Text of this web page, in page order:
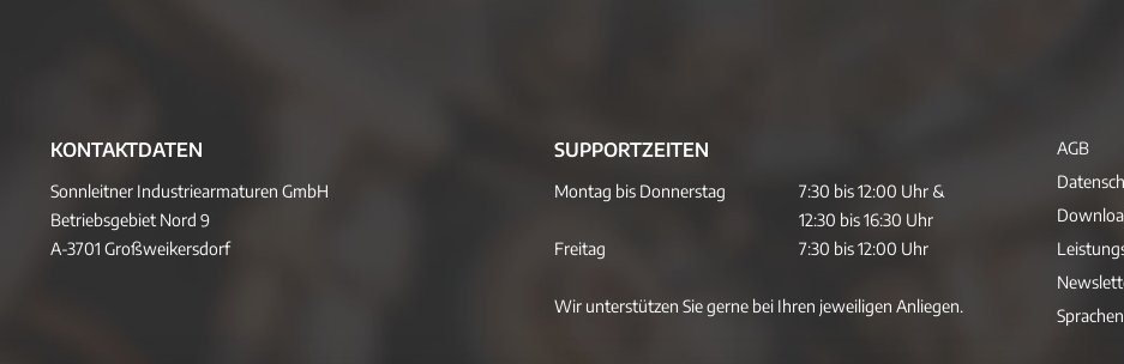
KONTAKTDATEN
Sonnleitner Industriearmaturen GmbH
Betriebsgebiet Nord 9
A-3701 Großweikersdorf
SUPPORTZEITEN
Montag bis Donnerstag
7:30 bis 12:00 Uhr &
12:30 bis 16:30 Uhr
Freitag
7:30 bis 12:00 Uhr
Wir unterstützen Sie gerne bei Ihren jeweiligen Anliegen.
AGB